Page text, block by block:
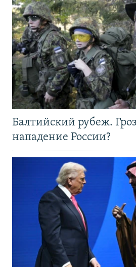
Балтийский рубеж.
нападение России?